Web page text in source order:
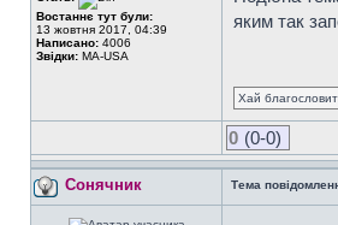
Востаннє тут були:
13 жовтня 2017, 04:39
Написано: 4006
Звідки: MA-USA
яким так
Хай
0 (0-0)
Сонячник Тема